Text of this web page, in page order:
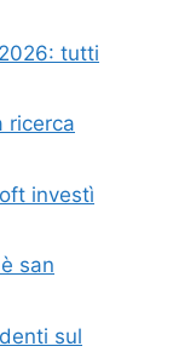
tutti
ricerca
investì
san
sul